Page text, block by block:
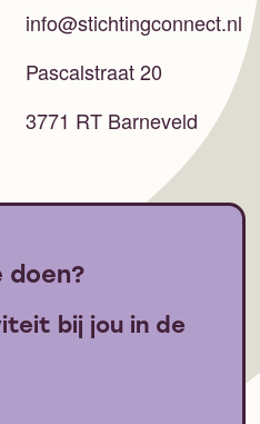
info@stichtingconnect.nl
Pascalstraat 20
3771 RT Barneveld
doen?
bij jou in de